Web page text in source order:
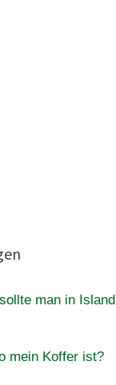
man in Island
mein Koffer ist?